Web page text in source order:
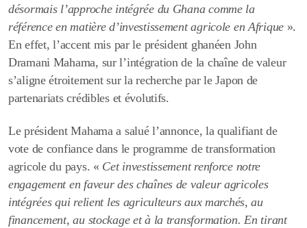
désormais l’approche intégrée du Ghana comme la
référence en matière d’investissement agricole en Afrique ».
En effet, l’accent mis par le président ghanéen John
Dramani Mahama, sur l’intégration de la chaîne de valeur
s’aligne étroitement sur la recherche par le Japon de
partenariats crédibles et évolutifs.
Le président Mahama a salué l’annonce, la qualifiant de
vote de confiance dans le programme de transformation
agricole du pays. « Cet investissement renforce notre
engagement en faveur des chaînes de valeur agricoles
intégrées qui relient les agriculteurs aux marchés, au
financement, au stockage et à la transformation. En tirant